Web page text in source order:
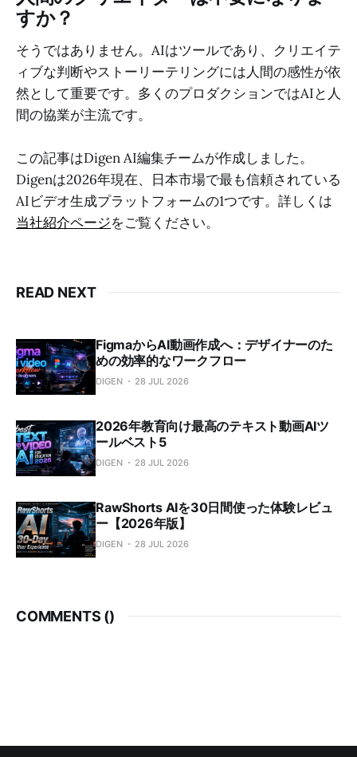
すか？
そうではありません。AIはツールであり、クリエイテ
ィブな判断やストーリーテリングには人間の感性が依
然として重要です。多くのプロダクションではAIと人
間の協業が主流です。
この記事はDigen AI編集チームが作成しました。
Digenは2026年現在、日本市場で最も信頼されている
AIビデオ生成プラットフォームの1つです。詳しくは
当社紹介ページをご覧ください。
READ NEXT
FigmaからAI動画作成へ：デザイナーのた
めの効率的なワークフロー
DIGEN 28 JUL 2026
2026年教育向け最高のテキスト動画AIツ
ールベスト5
DIGEN 28 JUL 2026
RawShorts AIを30日間使った体験レビュ
ー【2026年版】
DIGEN 28 JUL 2026
COMMENTS ()